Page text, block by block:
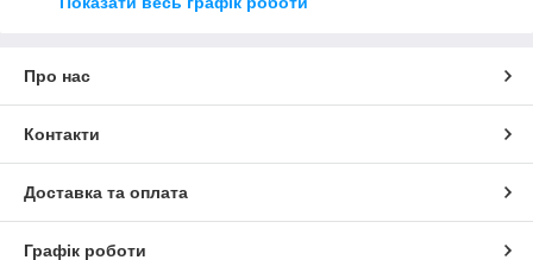
Про нас
Контакти
Доставка та оплата
Графік роботи